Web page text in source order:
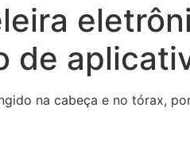
de
na cabeça e no tórax,